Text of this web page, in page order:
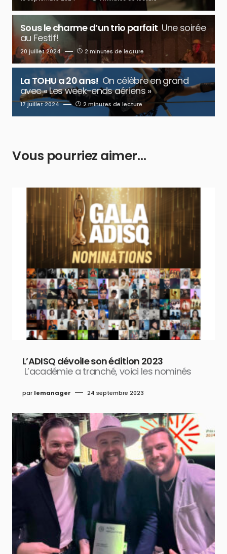
Sous le charme d’un trio parfait Une soirée
au Festif!
20 juillet 2024 2 minutes de lecture
La TOHU a 20 ans! On célèbre en grand
avec « Les week-ends aériens »
17 juillet 2024 2 minutes de lecture
Vous pourriez aimer…
L’ADISQ dévoile son édition 2023
L’académie a tranché, voici les nominés
par lemanager 24 septembre 2023